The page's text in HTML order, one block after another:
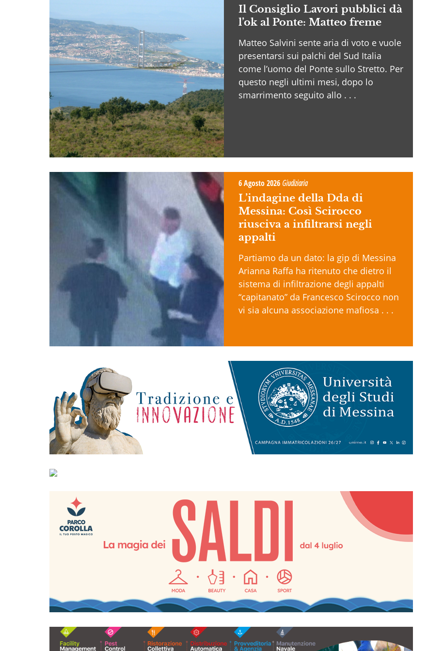
Il Consiglio Lavori pubblici dà
l’ok al Ponte: Matteo freme
Matteo Salvini sente aria di voto e vuole
presentarsi sui palchi del Sud Italia
come l’uomo del Ponte sullo Stretto. Per
questo negli ultimi mesi, dopo lo
smarrimento seguito allo . . .
6 Agosto 2026 Giudiziaria
L’indagine della Dda di
Messina: Così Scirocco
riusciva a infiltrarsi negli
appalti
Partiamo da un dato: la gip di Messina
Arianna Raffa ha ritenuto che dietro il
sistema di infiltrazione degli appalti
“capitanato” da Francesco Scirocco non
vi sia alcuna associazione mafiosa . . .